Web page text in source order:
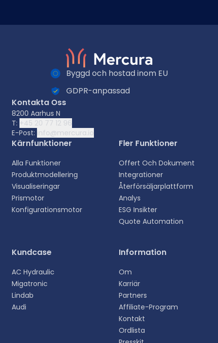
Välj ditt språk
upplevelse.
Byggd och hostad inom EU
GDPR-anpassad
Kontakta Oss
8200 Aarhus N
T: +45 20 77 12 96
E-Post: info@mercura.io
Kärnfunktioner
Alla Funktioner
Produktmodellering
Visualiseringar
Prismotor
Konfigurationsmotor
Fler Funktioner
Offert Och Dokument
Integrationer
Återförsäljarplattform
Analys
ESG Insikter
Quote Automation
Kundcase
AC Hydraulic
Migatronic
Lindab
Audi
Information
Om
Karriär
Partners
Affiliate-Program
Kontakt
Ordlista